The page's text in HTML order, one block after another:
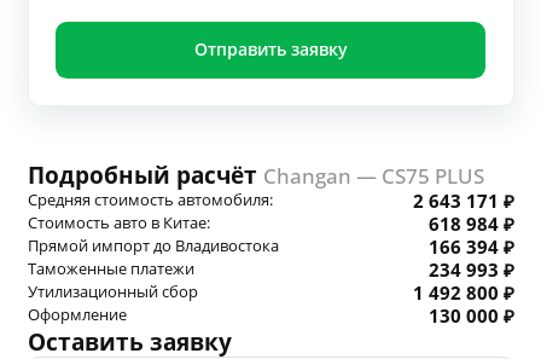
Отправить заявку
Подробный расчёт Changan — CS75 PLUS
Средняя стоимость автомобиля: 2 643 171 ₽
Стоимость авто в Китае: 618 984 ₽
Прямой импорт до Владивостока 166 394 ₽
Таможенные платежи 234 993 ₽
Утилизационный сбор 1 492 800 ₽
Оформление 130 000 ₽
Оставить заявку